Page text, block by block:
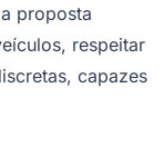
proposta
respeitar
capazes